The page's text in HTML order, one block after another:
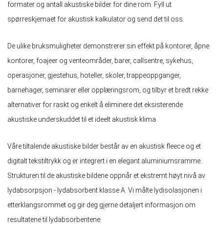
formater og antall akustiske bilder for dine rom. Fyll ut
spørreskjemaet for akustisk kalkulator og send det til oss.
De ulike bruksmuligheter demonstrerer sin effekt på kontorer, åpne
kontorer, foajeer og venteområder, barer, callsentre, sykehus,
operasjoner, gjestehus, hoteller, skoler, trappeoppganger,
barnehager, seminarer eller opplæringsrom, og tilbyr et bredt rekke
alternativer for raskt og enkelt å eliminere det eksisterende
akustiske underskuddet til et ideelt akustisk klima.
Våre tiltalende akustiske bilder består av en akustisk fleece og et
digitalt tekstiltrykk og er integrert i en elegant aluminiumsramme.
Strukturen til de akustiske bildene oppnår et ekstremt høyt nivå av
lydabsorpsjon - lydabsorbent klasse A. Vi målte lydisolasjonen i
etterklangsrommet og gir deg gjerne detaljert informasjon om
resultatene til lydabsorbentene.